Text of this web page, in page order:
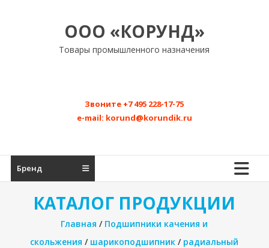
ООО «КОРУНД»
Товары промышленного назначения
Звоните +7 495 228-17-75
e-mail: korund@korundik.ru
Бренд
КАТАЛОГ ПРОДУКЦИИ
Главная / Подшипники качения и
скольжения / шарикоподшипник / радиальный